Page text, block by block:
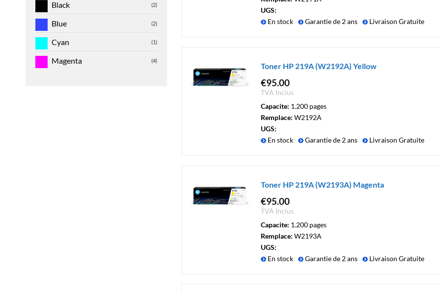
Black (2)
Blue (2)
Cyan (1)
Magenta (4)
UGS:
En stock
Garantie de 2 ans Livraison Gratuite
Toner HP 219A (W2192A) Yellow
€95.00
TVA Inclus
Capacite: 1.200 pages
Remplace: W2192A
UGS:
En stock
Garantie de 2 ans Livraison Gratuite
Toner HP 219A (W2193A) Magenta
€95.00
TVA Inclus
Capacite: 1.200 pages
Remplace: W2193A
UGS:
En stock
Garantie de 2 ans Livraison Gratuite